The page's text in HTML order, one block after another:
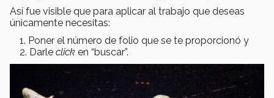
Así fue visible que para aplicar al trabajo que deseas
únicamente necesitas:
Poner el número de folio que se te proporcionó y
Darle click en “buscar”.